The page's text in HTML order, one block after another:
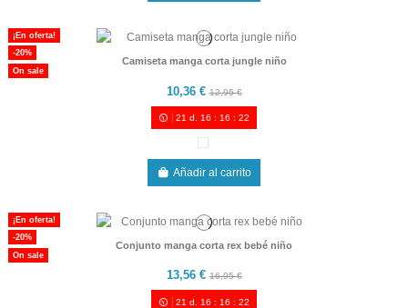
¡En oferta!
-20%
On sale
Camiseta manga corta jungle niño
10,36 €12,95 €
21 d. 16 : 16 :21
Añadir al carrito
¡En oferta!
-20%
On sale
Conjunto manga corta rex bebé niño
13,56 €16,95 €
21 d. 16 : 16 :21